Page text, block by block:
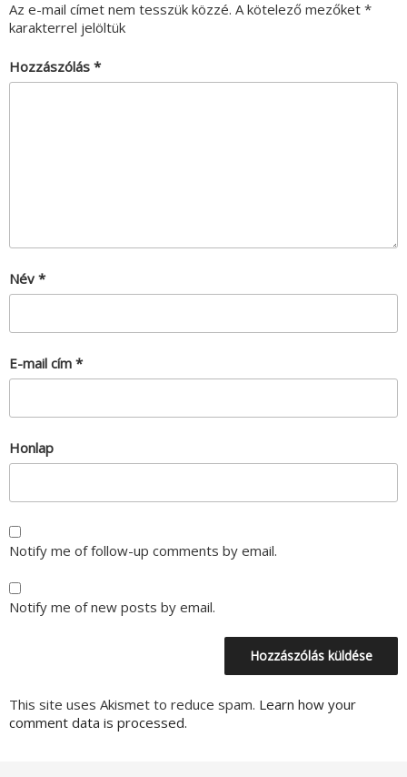
Az e-mail címet nem tesszük közzé. A kötelező mezőket *
karakterrel jelöltük
Hozzászólás *
Név *
E-mail cím *
Honlap
Notify me of follow-up comments by email.
Notify me of new posts by email.
This site uses Akismet to reduce spam. Learn how your
comment data is processed.